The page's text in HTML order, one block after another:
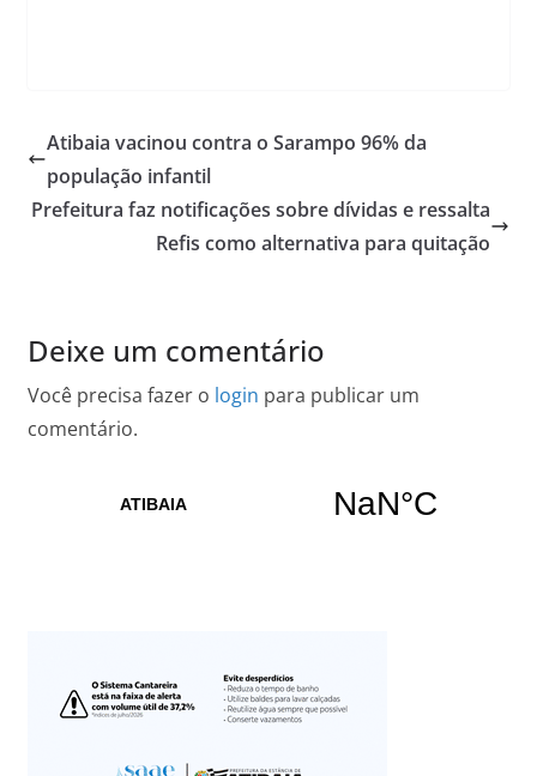
Atibaia vacinou contra o Sarampo 96% da
população infantil
Prefeitura faz notificações sobre dívidas e ressalta
Refis como alternativa para quitação
Deixe um comentário
Você precisa fazer o login para publicar um
comentário.